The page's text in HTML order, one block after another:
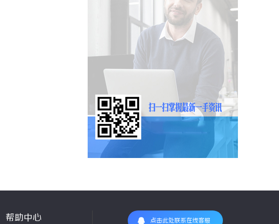
帮助中心 点击此处联系在线客服